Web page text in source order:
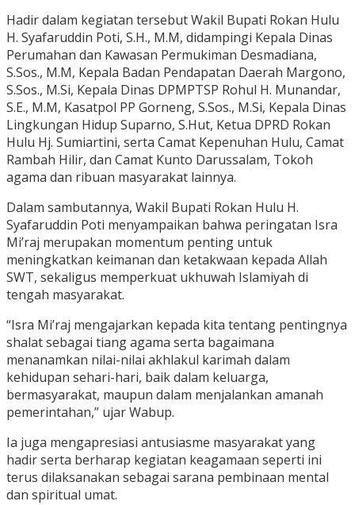
Hadir dalam kegiatan tersebut Wakil Bupati Rokan Hulu
H. Syafaruddin Poti, S.H., M.M, didampingi Kepala Dinas
Perumahan dan Kawasan Permukiman Desmadiana,
S.Sos., M.M, Kepala Badan Pendapatan Daerah Margono,
S.Sos., M.Si, Kepala Dinas DPMPTSP Rohul H. Munandar,
S.E., M.M, Kasatpol PP Gorneng, S.Sos., M.Si, Kepala Dinas
Lingkungan Hidup Suparno, S.Hut, Ketua DPRD Rokan
Hulu Hj. Sumiartini, serta Camat Kepenuhan Hulu, Camat
Rambah Hilir, dan Camat Kunto Darussalam, Tokoh
agama dan ribuan masyarakat lainnya.
Dalam sambutannya, Wakil Bupati Rokan Hulu H.
Syafaruddin Poti menyampaikan bahwa peringatan Isra
Mi’raj merupakan momentum penting untuk
meningkatkan keimanan dan ketakwaan kepada Allah
SWT, sekaligus memperkuat ukhuwah Islamiyah di
tengah masyarakat.
“Isra Mi’raj mengajarkan kepada kita tentang pentingnya
shalat sebagai tiang agama serta bagaimana
menanamkan nilai-nilai akhlakul karimah dalam
kehidupan sehari-hari, baik dalam keluarga,
bermasyarakat, maupun dalam menjalankan amanah
pemerintahan,” ujar Wabup.
Ia juga mengapresiasi antusiasme masyarakat yang
hadir serta berharap kegiatan keagamaan seperti ini
terus dilaksanakan sebagai sarana pembinaan mental
dan spiritual umat.